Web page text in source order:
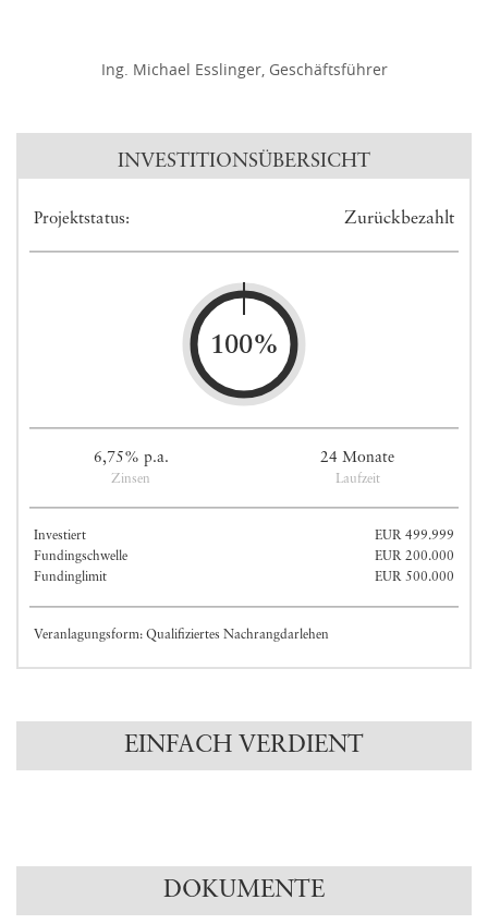
Ing. Michael Esslinger, Geschäftsführer
INVESTITIONSÜBERSICHT
Projektstatus: Zurückbezahlt
100%
6,75% p.a.
Zinsen
24 Monate
Laufzeit
Investiert
EUR 499.999
Fundingschwelle
EUR 200.000
Fundinglimit
EUR 500.000
Veranlagungsform: Qualifiziertes Nachrangdarlehen
EINFACH VERDIENT
DOKUMENTE